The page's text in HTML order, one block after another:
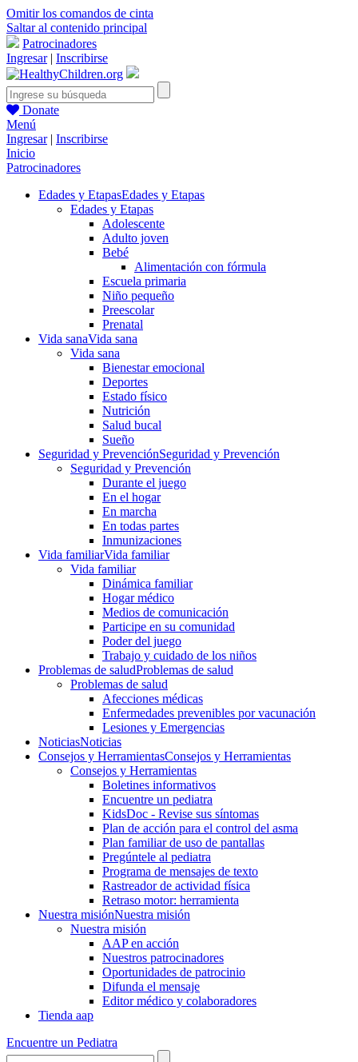
Omitir los comandos de cinta
Saltar al contenido principal
Patrocinadores
Ingresar| Inscribirse
Donate
Menú
Ingresar| Inscribirse
Inicio
Patrocinadores
Edades y EtapasEdades y Etapas
Edades y Etapas
Adolescente
Adulto joven
Bebé
Alimentación con fórmula
Escuela primaria
Niño pequeño
Preescolar
Prenatal
Vida sanaVida sana
Vida sana
Bienestar emocional
Deportes
Estado físico
Nutrición
Salud bucal
Sueño
Seguridad y PrevenciónSeguridad y Prevención
Seguridad y Prevención
Durante el juego
En el hogar
En marcha
En todas partes
Inmunizaciones
Vida familiarVida familiar
Vida familiar
Dinámica familiar
Hogar médico
Medios de comunicación
Participe en su comunidad
Poder del juego
Trabajo y cuidado de los niños
Problemas de saludProblemas de salud
Problemas de salud
Afecciones médicas
Enfermedades prevenibles por vacunación
Lesiones y Emergencias
NoticiasNoticias
Consejos y HerramientasConsejos y Herramientas
Consejos y Herramientas
Boletines informativos
Encuentre un pediatra
KidsDoc - Revise sus síntomas
Plan de acción para el control del asma
Plan familiar de uso de pantallas
Pregúntele al pediatra
Programa de mensajes de texto
Rastre​​ador de activida​d física
Retraso motor: herramienta
Nuestra misiónNuestra misión
Nuestra misión
AAP en acción
Nuestros patrocinadores
Oportunidades de patrocinio
Difunda el mensaje
Editor médico y colaboradores
Tienda aap
Encuentre un Pediatra